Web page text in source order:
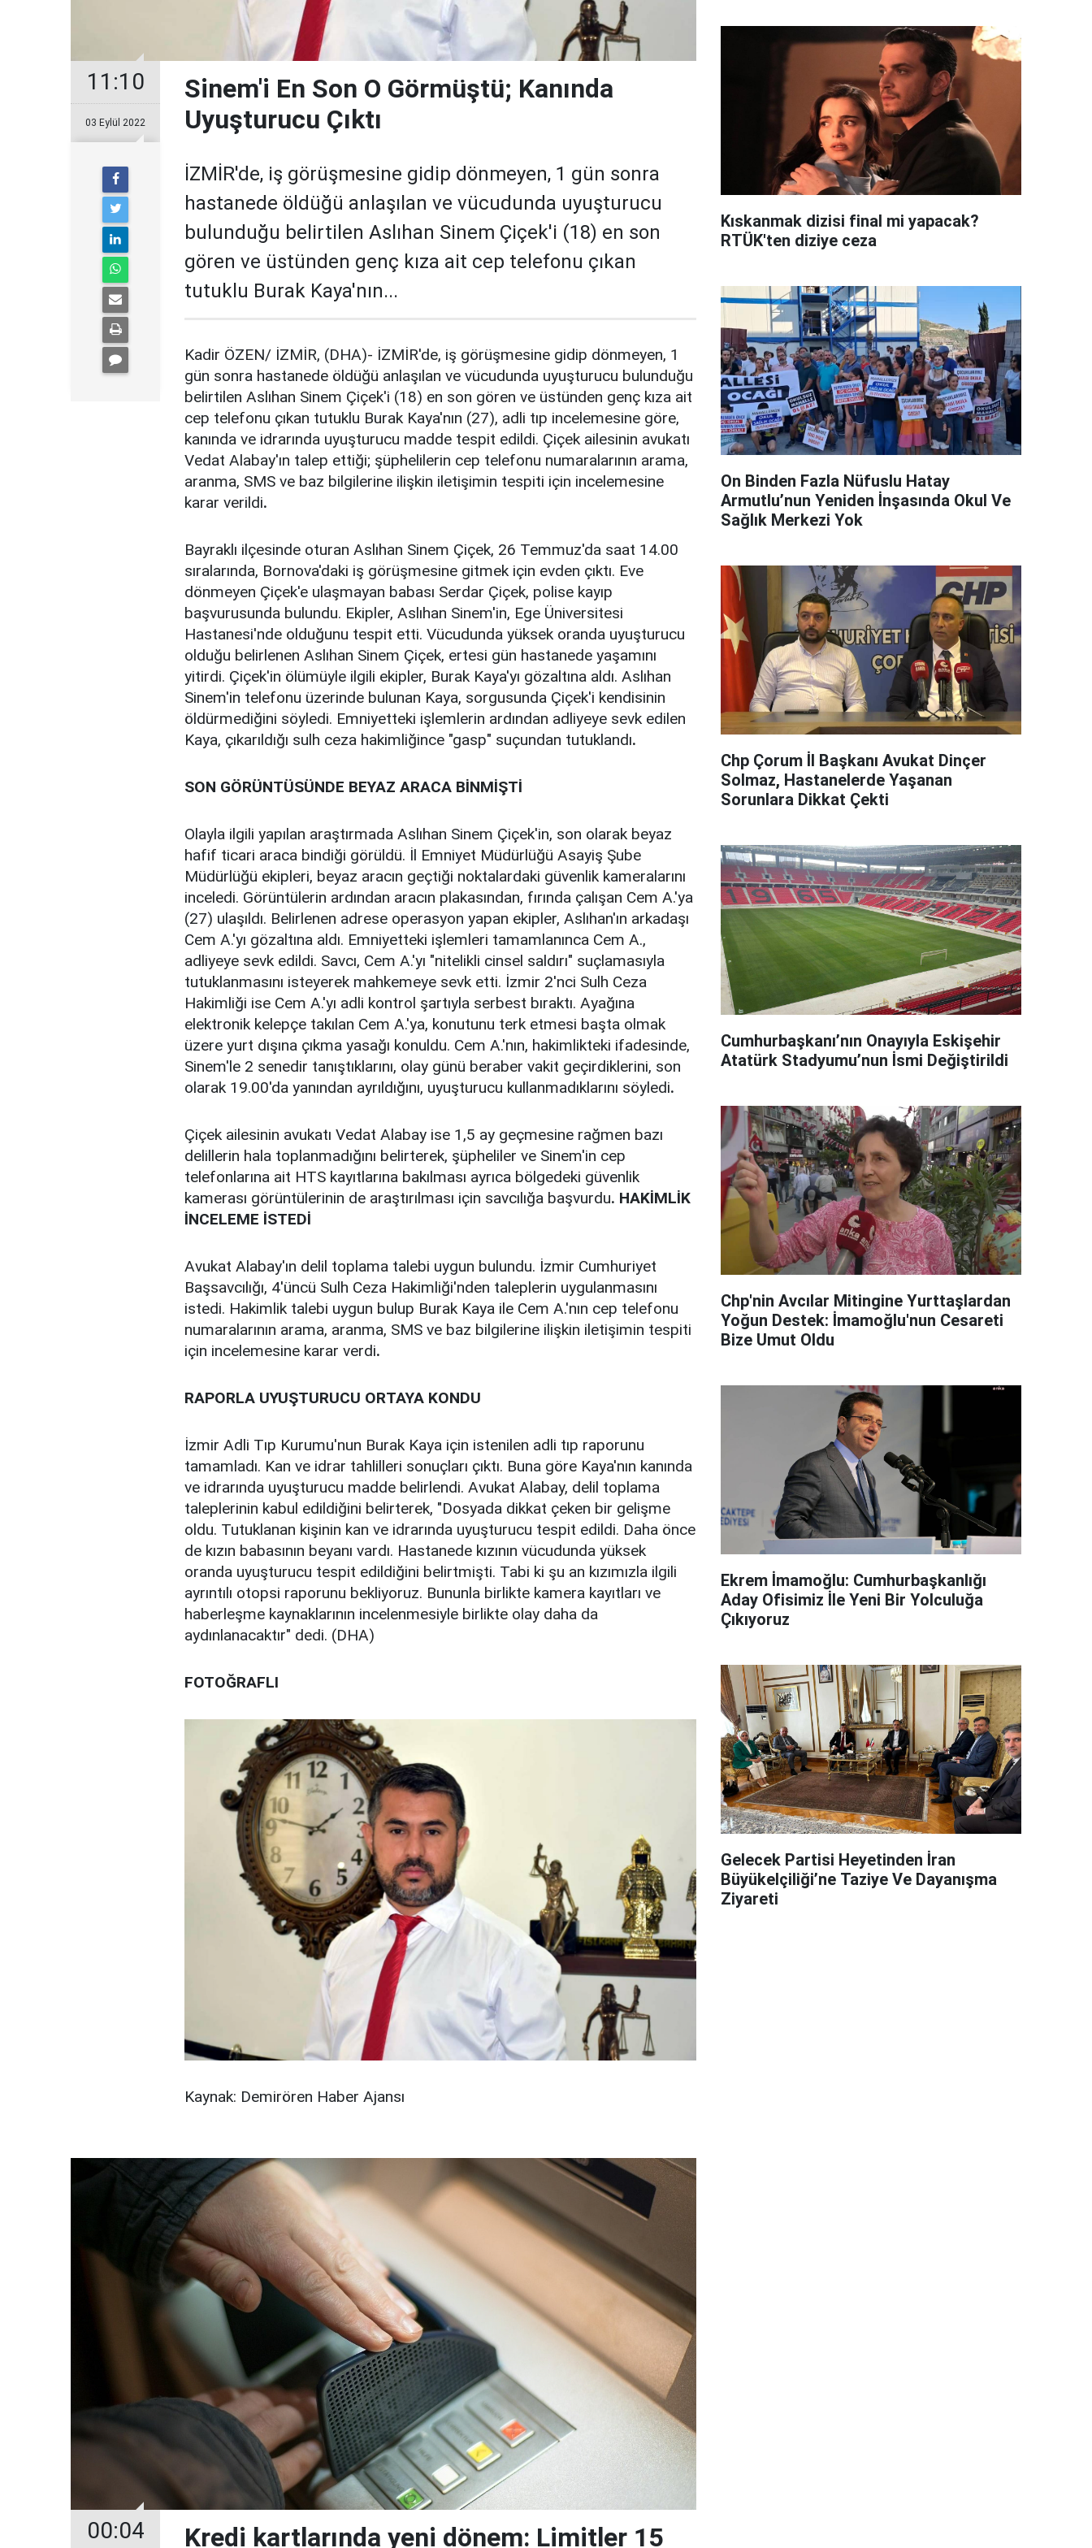
11:10
03 Eylül 2022
Sinem'i En Son O Görmüştü; Kanında
Uyuşturucu Çıktı
İZMİR'de, iş görüşmesine gidip dönmeyen, 1 gün sonra
hastanede öldüğü anlaşılan ve vücudunda uyuşturucu
bulunduğu belirtilen Aslıhan Sinem Çiçek'i (18) en son
gören ve üstünden genç kıza ait cep telefonu çıkan
tutuklu Burak Kaya'nın...
Kadir ÖZEN/ İZMİR, (DHA)- İZMİR'de, iş görüşmesine gidip dönmeyen, 1
gün sonra hastanede öldüğü anlaşılan ve vücudunda uyuşturucu bulunduğu
belirtilen Aslıhan Sinem Çiçek'i (18) en son gören ve üstünden genç kıza ait
cep telefonu çıkan tutuklu Burak Kaya'nın (27), adli tıp incelemesine göre,
kanında ve idrarında uyuşturucu madde tespit edildi. Çiçek ailesinin avukatı
Vedat Alabay'ın talep ettiği; şüphelilerin cep telefonu numaralarının arama,
aranma, SMS ve baz bilgilerine ilişkin iletişimin tespiti için incelemesine
karar verildi.
Bayraklı ilçesinde oturan Aslıhan Sinem Çiçek, 26 Temmuz'da saat 14.00
sıralarında, Bornova'daki iş görüşmesine gitmek için evden çıktı. Eve
dönmeyen Çiçek'e ulaşmayan babası Serdar Çiçek, polise kayıp
başvurusunda bulundu. Ekipler, Aslıhan Sinem'in, Ege Üniversitesi
Hastanesi'nde olduğunu tespit etti. Vücudunda yüksek oranda uyuşturucu
olduğu belirlenen Aslıhan Sinem Çiçek, ertesi gün hastanede yaşamını
yitirdi. Çiçek'in ölümüyle ilgili ekipler, Burak Kaya'yı gözaltına aldı. Aslıhan
Sinem'in telefonu üzerinde bulunan Kaya, sorgusunda Çiçek'i kendisinin
öldürmediğini söyledi. Emniyetteki işlemlerin ardından adliyeye sevk edilen
Kaya, çıkarıldığı sulh ceza hakimliğince "gasp" suçundan tutuklandı.
SON GÖRÜNTÜSÜNDE BEYAZ ARACA BİNMİŞTİ
Olayla ilgili yapılan araştırmada Aslıhan Sinem Çiçek'in, son olarak beyaz
hafif ticari araca bindiği görüldü. İl Emniyet Müdürlüğü Asayiş Şube
Müdürlüğü ekipleri, beyaz aracın geçtiği noktalardaki güvenlik kameralarını
inceledi. Görüntülerin ardından aracın plakasından, fırında çalışan Cem A.'ya
(27) ulaşıldı. Belirlenen adrese operasyon yapan ekipler, Aslıhan'ın arkadaşı
Cem A.'yı gözaltına aldı. Emniyetteki işlemleri tamamlanınca Cem A.,
adliyeye sevk edildi. Savcı, Cem A.'yı "nitelikli cinsel saldırı" suçlamasıyla
tutuklanmasını isteyerek mahkemeye sevk etti. İzmir 2'nci Sulh Ceza
Hakimliği ise Cem A.'yı adli kontrol şartıyla serbest bıraktı. Ayağına
elektronik kelepçe takılan Cem A.'ya, konutunu terk etmesi başta olmak
üzere yurt dışına çıkma yasağı konuldu. Cem A.'nın, hakimlikteki ifadesinde,
Sinem'le 2 senedir tanıştıklarını, olay günü beraber vakit geçirdiklerini, son
olarak 19.00'da yanından ayrıldığını, uyuşturucu kullanmadıklarını söyledi.
Çiçek ailesinin avukatı Vedat Alabay ise 1,5 ay geçmesine rağmen bazı
delillerin hala toplanmadığını belirterek, şüpheliler ve Sinem'in cep
telefonlarına ait HTS kayıtlarına bakılması ayrıca bölgedeki güvenlik
kamerası görüntülerinin de araştırılması için savcılığa başvurdu. HAKİMLİK
İNCELEME İSTEDİ
Avukat Alabay'ın delil toplama talebi uygun bulundu. İzmir Cumhuriyet
Başsavcılığı, 4'üncü Sulh Ceza Hakimliği'nden taleplerin uygulanmasını
istedi. Hakimlik talebi uygun bulup Burak Kaya ile Cem A.'nın cep telefonu
numaralarının arama, aranma, SMS ve baz bilgilerine ilişkin iletişimin tespiti
için incelemesine karar verdi.
RAPORLA UYUŞTURUCU ORTAYA KONDU
İzmir Adli Tıp Kurumu'nun Burak Kaya için istenilen adli tıp raporunu
tamamladı. Kan ve idrar tahlilleri sonuçları çıktı. Buna göre Kaya'nın kanında
ve idrarında uyuşturucu madde belirlendi. Avukat Alabay, delil toplama
taleplerinin kabul edildiğini belirterek, "Dosyada dikkat çeken bir gelişme
oldu. Tutuklanan kişinin kan ve idrarında uyuşturucu tespit edildi. Daha önce
de kızın babasının beyanı vardı. Hastanede kızının vücudunda yüksek
oranda uyuşturucu tespit edildiğini belirtmişti. Tabi ki şu an kızımızla ilgili
ayrıntılı otopsi raporunu bekliyoruz. Bununla birlikte kamera kayıtları ve
haberleşme kaynaklarının incelenmesiyle birlikte olay daha da
aydınlanacaktır" dedi. (DHA)
FOTOĞRAFLI
Kaynak: Demirören Haber Ajansı
00:04 Kredi kartlarında yeni dönem: Limitler 15
Kıskanmak dizisi final mi yapacak?
RTÜK'ten diziye ceza
On Binden Fazla Nüfuslu Hatay
Armutlu’nun Yeniden İnşasında Okul Ve
Sağlık Merkezi Yok
Chp Çorum İl Başkanı Avukat Dinçer
Solmaz, Hastanelerde Yaşanan
Sorunlara Dikkat Çekti
Cumhurbaşkanı’nın Onayıyla Eskişehir
Atatürk Stadyumu’nun İsmi Değiştirildi
Chp'nin Avcılar Mitingine Yurttaşlardan
Yoğun Destek: İmamoğlu'nun Cesareti
Bize Umut Oldu
Ekrem İmamoğlu: Cumhurbaşkanlığı
Aday Ofisimiz İle Yeni Bir Yolculuğa
Çıkıyoruz
Gelecek Partisi Heyetinden İran
Büyükelçiliği’ne Taziye Ve Dayanışma
Ziyareti